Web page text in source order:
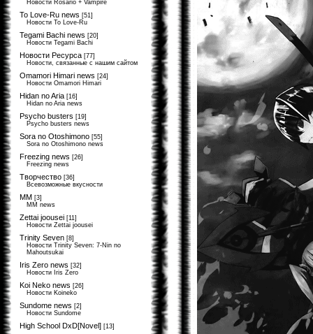
Новости Rosario + Vampire
To Love-Ru news [51]
Новости To Love-Ru
Tegami Bachi news [20]
Новости Tegami Bachi
Новости Ресурса [77]
Новости, связанные с нашим сайтом
Omamori Himari news [24]
Новости Omamori Himari
Hidan no Aria [16]
Hidan no Aria news
Psycho busters [19]
Psycho busters news
Sora no Otoshimono [55]
Sora no Otoshimono news
Freezing news [26]
Freezing news
Творчество [36]
Всевозможные вкусности
MM [3]
MM news
Zettai joousei [11]
Новости Zettai joousei
Trinity Seven [8]
Новости Trinity Seven: 7-Nin no
Mahoutsukai
Iris Zero news [32]
Новости Iris Zero
Koi Neko news [26]
Новости Koineko
Sundome news [2]
Новости Sundome
High School DxD[Novel] [13]